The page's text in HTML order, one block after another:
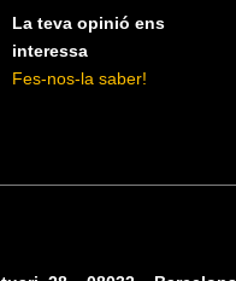
La teva opinió ens
interessa
Fes-nos-la saber!